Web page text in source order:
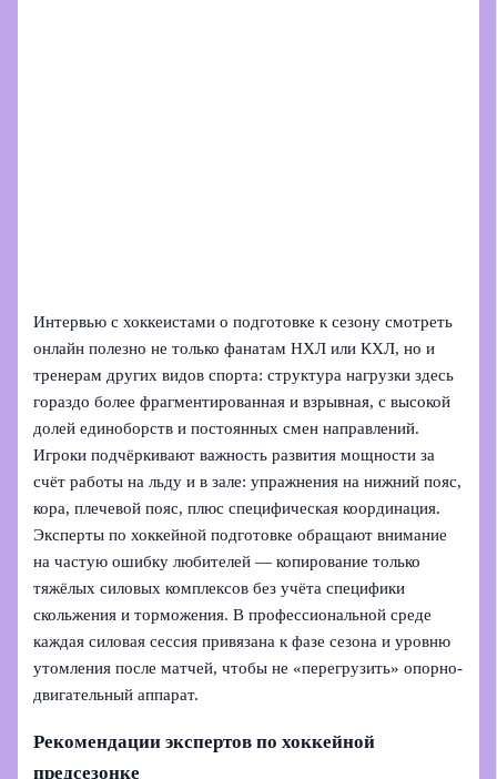
Интервью с хоккеистами о подготовке к сезону смотреть
онлайн полезно не только фанатам НХЛ или КХЛ, но и
тренерам других видов спорта: структура нагрузки здесь
гораздо более фрагментированная и взрывная, с высокой
долей единоборств и постоянных смен направлений.
Игроки подчёркивают важность развития мощности за
счёт работы на льду и в зале: упражнения на нижний пояс,
кора, плечевой пояс, плюс специфическая координация.
Эксперты по хоккейной подготовке обращают внимание
на частую ошибку любителей — копирование только
тяжёлых силовых комплексов без учёта специфики
скольжения и торможения. В профессиональной среде
каждая силовая сессия привязана к фазе сезона и уровню
утомления после матчей, чтобы не «перегрузить» опорно-
двигательный аппарат.
Рекомендации экспертов по хоккейной
предсезонке